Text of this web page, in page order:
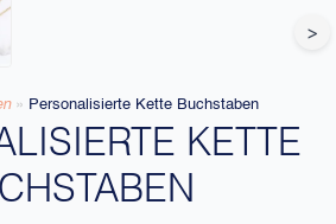
>
» Personalisierte Kette Buchstaben
KETTE